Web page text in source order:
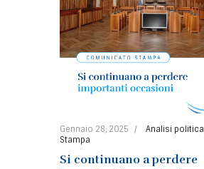
Gennaio 28, 2025 Analisi politica
Stampa
Si continuano a perdere